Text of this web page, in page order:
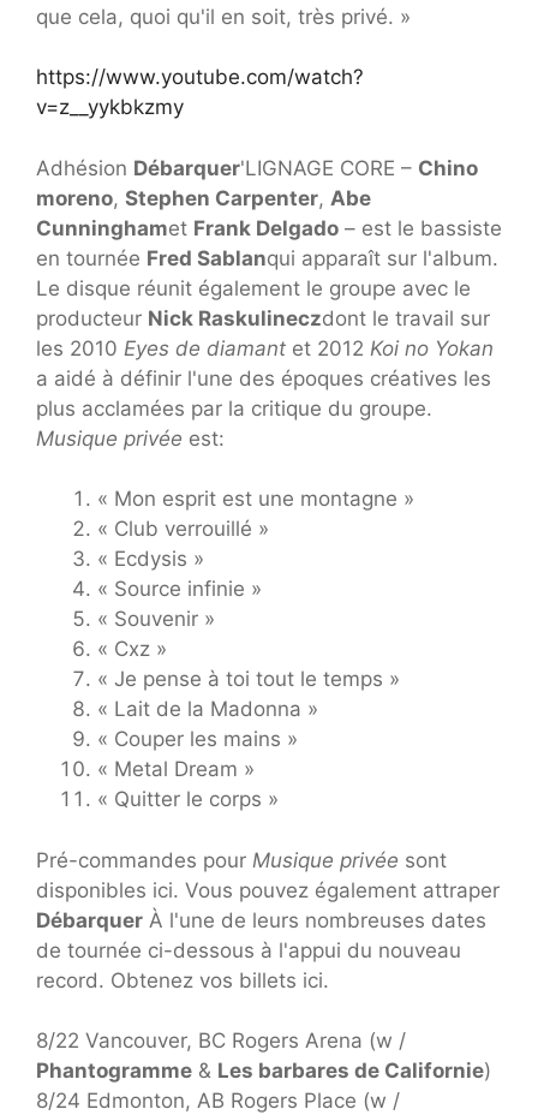
que cela, quoi qu'il en soit, très privé. »
https://www.youtube.com/watch?
v=z__yykbkzmy
Adhésion Débarquer'LIGNAGE CORE – Chino
moreno, Stephen Carpenter, Abe
Cunninghamet Frank Delgado – est le bassiste
en tournée Fred Sablanqui apparaît sur l'album.
Le disque réunit également le groupe avec le
producteur Nick Raskulineczdont le travail sur
les 2010 Eyes de diamant et 2012 Koi no Yokan
a aidé à définir l'une des époques créatives les
plus acclamées par la critique du groupe.
Musique privée est:
« Mon esprit est une montagne »
« Club verrouillé »
« Ecdysis »
« Source infinie »
« Souvenir »
« Cxz »
« Je pense à toi tout le temps »
« Lait de la Madonna »
« Couper les mains »
« Metal Dream »
« Quitter le corps »
Pré-commandes pour Musique privée sont
disponibles ici. Vous pouvez également attraper
Débarquer À l'une de leurs nombreuses dates
de tournée ci-dessous à l'appui du nouveau
record. Obtenez vos billets ici.
8/22 Vancouver, BC Rogers Arena (w /
Phantogramme & Les barbares de Californie)
8/24 Edmonton, AB Rogers Place (w /